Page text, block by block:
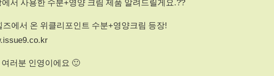
에서 사용한 수분+영양 크림 제품 알려드릴게요.??
즈에서 온 위클리포인트 수분+영양크림 등장!
러분 인영이에요 🙂